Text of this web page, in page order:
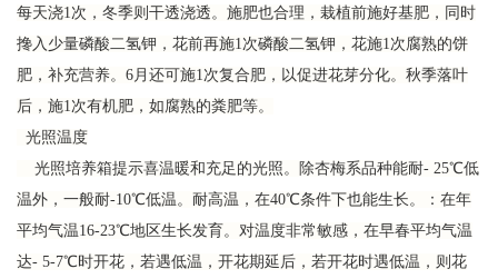
每天浇1次，冬季则干透浇透。施肥也合理，栽植前施好基肥，同时
搀入少量磷酸二氢钾，花前再施1次磷酸二氢钾，花施1次腐熟的饼
肥，补充营养。6月还可施1次复合肥，以促进花芽分化。秋季落叶
后，施1次有机肥，如腐熟的粪肥等。
光照温度
光照培养箱提示喜温暖和充足的光照。除杏梅系品种能耐- 25℃低
温外，一般耐-10℃低温。耐高温，在40℃条件下也能生长。：在年
平均气温16-23℃地区生长发育。对温度非常敏感，在早春平均气温
达- 5-7℃时开花，若遇低温，开花期延后，若开花时遇低温，则花